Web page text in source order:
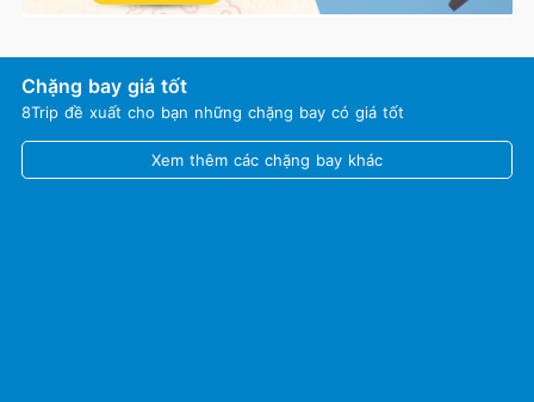
Chặng bay giá tốt
8Trip đề xuất cho bạn những chặng bay có giá tốt
Xem thêm các chặng bay khác